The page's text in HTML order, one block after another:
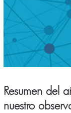
Resumen del
nuestro